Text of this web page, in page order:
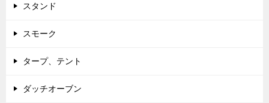
スタンド
スモーク
タープ、テント
ダッチオーブン